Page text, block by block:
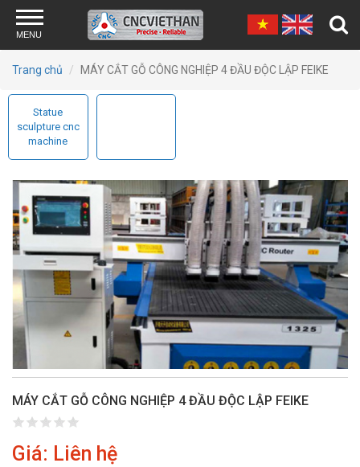
Skip to main content
MENU
Trang chủ MÁY CẮT GỖ CÔNG NGHIỆP 4 ĐẦU ĐỘC LẬP FEIKE
Statue
sculpture cnc
machine
MÁY CẮT GỖ CÔNG NGHIỆP 4 ĐẦU ĐỘC LẬP FEIKE
Giá: Liên hệ